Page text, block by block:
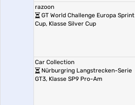
razoon
GT World Challenge Europa Sprint
Cup, Klasse Silver Cup
Car Collection
Nürburgring Langstrecken-Serie
GT3, Klasse SP9 Pro-Am